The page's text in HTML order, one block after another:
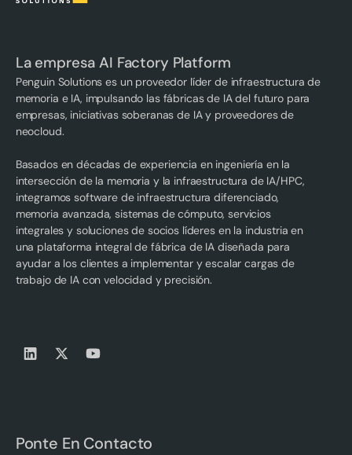
La empresa AI Factory Platform
Penguin Solutions es un proveedor líder de infraestructura de
memoria e IA, impulsando las fábricas de IA del futuro para
empresas, iniciativas soberanas de IA y proveedores de
neocloud.
Basados en décadas de experiencia en ingeniería en la
intersección de la memoria y la infraestructura de IA/HPC,
integramos software de infraestructura diferenciado,
memoria avanzada, sistemas de cómputo, servicios
integrales y soluciones de socios líderes en la industria en
una plataforma integral de fábrica de IA diseñada para
ayudar a los clientes a implementar y escalar cargas de
trabajo de IA con velocidad y precisión.
Ponte En Contacto